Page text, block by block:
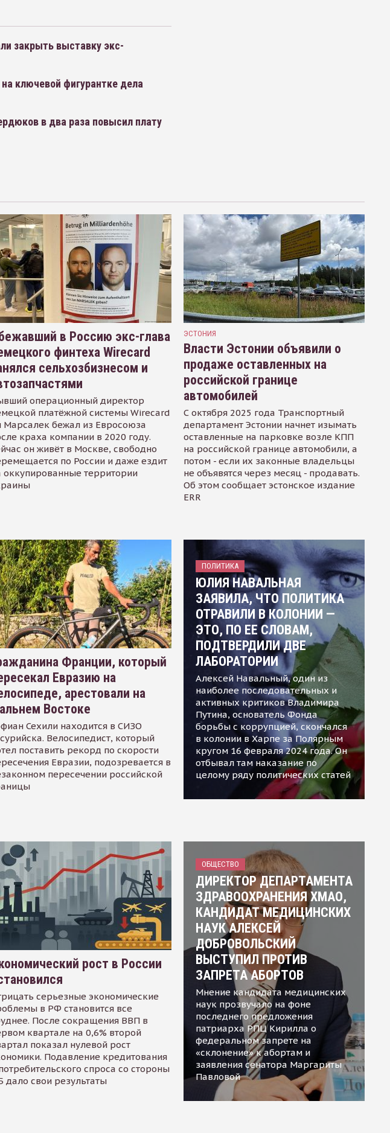
закрыть выставку экс-
ключевой фигурантке дела
в два раза повысил плату
в Россию экс-глава
финтеха Wirecard
сельхозбизнесом и
операционный директор
платёжной системы Wirecard
Марсалек бежал из Евросоюза
краха компании в 2020 году.
он живёт в Москве, свободно
по России и даже ездит
оккупированные территории
ЭСТОНИЯ
Власти Эстонии объявили о
продаже оставленных на
российской границе
автомобилей
С октября 2025 года Транспортный
департамент Эстонии начнет изымать
оставленные на парковке возле КПП
на российской границе автомобили, а
потом - если их законные владельцы
не объявятся через месяц - продавать.
Об этом сообщает эстонское издание
ERR
Франции, который
Евразию на
арестовали на
Востоке
Сехили находится в СИЗО
Велосипедист, который
поставить рекорд по скорости
Евразии, подозревается в
пересечении российской
ПОЛИТИКА
ЮЛИЯ НАВАЛЬНАЯ
ЗАЯВИЛА, ЧТО ПОЛИТИКА
ОТРАВИЛИ В КОЛОНИИ —
ЭТО, ПО ЕЕ СЛОВАМ,
ПОДТВЕРДИЛИ ДВЕ
ЛАБОРАТОРИИ
Алексей Навальный, один из
наиболее последовательных и
активных критиков Владимира
Путина, основатель Фонда
борьбы с коррупцией, скончался
в колонии в Харпе за Полярным
кругом 16 февраля 2024 года. Он
отбывал там наказание по
целому ряду политических статей
рост в России
серьезные экономические
в РФ становится все
После сокращения ВВП в
квартале на 0,6% второй
показал нулевой рост
Подавление кредитования
спроса со стороны
дало свои результаты
ОБЩЕСТВО
ДИРЕКТОР ДЕПАРТАМЕНТА
ЗДРАВООХРАНЕНИЯ ХМАО,
КАНДИДАТ МЕДИЦИНСКИХ
НАУК АЛЕКСЕЙ
ДОБРОВОЛЬСКИЙ
ВЫСТУПИЛ ПРОТИВ
ЗАПРЕТА АБОРТОВ
Мнение кандидата медицинских
наук прозвучало на фоне
последнего предложения
патриарха РПЦ Кирилла о
федеральном запрете на
«склонение» к абортам и
заявления сенатора Маргариты
Павловой